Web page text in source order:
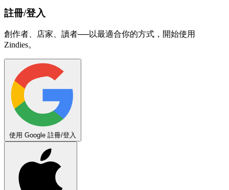
註冊/登入
創作者、店家、讀者──以最適合你的方式，開始使用
Zindies。
使用 Google 註冊/登入